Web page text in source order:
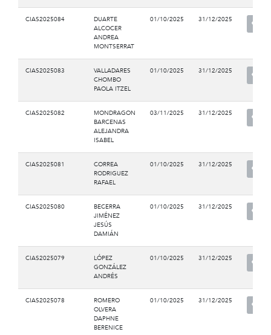
CIAS2025084
DUARTE
ALCOCER
ANDREA
MONTSERRAT
01/10/2025 31/12/2025
CIAS2025083
VALLADARES
CHOMBO
PAOLA ITZEL
01/10/2025 31/12/2025
CIAS2025082
MONDRAGON
BARCENAS
ALEJANDRA
ISABEL
03/11/2025 31/12/2025
CIAS2025081
CORREA
RODRIGUEZ
RAFAEL
01/10/2025 31/12/2025
CIAS2025080
BECERRA
JIMÉNEZ
JESÚS
DAMIÁN
01/10/2025 31/12/2025
CIAS2025079
LÓPEZ
GONZÁLEZ
ANDRÉS
01/10/2025 31/12/2025
CIAS2025078
ROMERO
OLVERA
DAPHNE
BERENICE
01/10/2025 31/12/2025